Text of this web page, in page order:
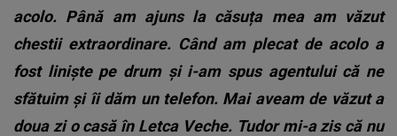
acolo. Până am ajuns la căsuța mea am văzut
chestii extraordinare. Când am plecat de acolo a
fost liniște pe drum și i-am spus agentului că ne
sfătuim și îi dăm un telefon. Mai aveam de văzut a
doua zi o casă în Letca Veche. Tudor mi-a zis că nu